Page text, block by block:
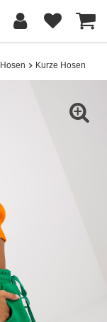
Hosen Kurze Hosen